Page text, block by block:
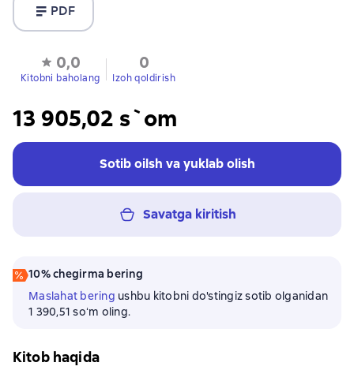
PDF
0,0
Kitobni baholang
0
Izoh qoldirish
13 905,02 s`om
Sotib oilsh va yuklab olish
Savatga kiritish
10% chegirma bering
Maslahat bering ushbu kitobni do'stingiz sotib olganidan
1 390,51 soʻm oling.
Kitob haqida